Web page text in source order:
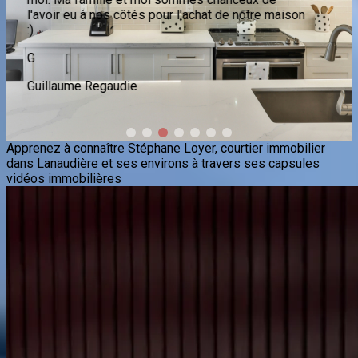
Apprenez à connaître Stéphane Loyer, courtier immobilier
dans Lanaudière et ses environs à travers ses capsules
vidéos immobilières